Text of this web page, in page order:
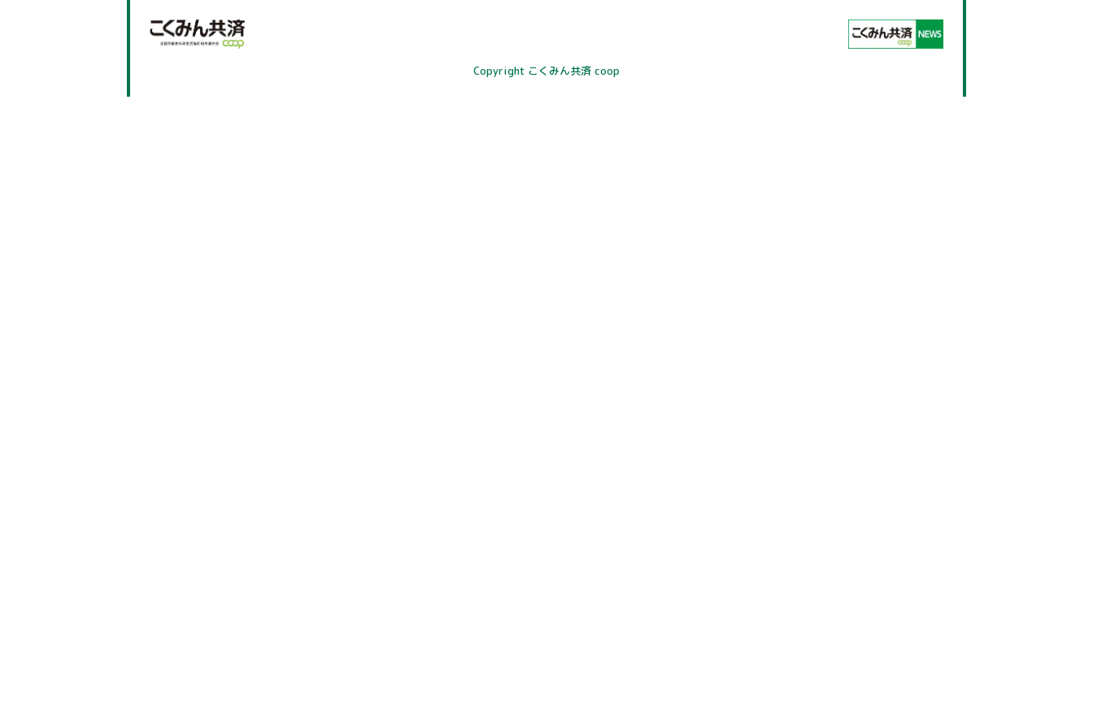
Copyright こくみん共済 coop